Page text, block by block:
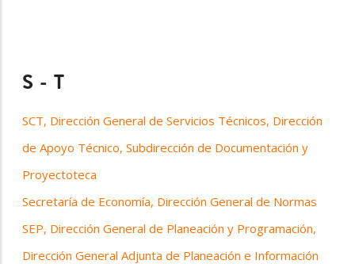
S - T
SCT, Dirección General de Servicios Técnicos, Dirección
de Apoyo Técnico, Subdirección de Documentación y
Proyectoteca
Secretaría de Economía, Dirección General de Normas
SEP, Dirección General de Planeación y Programación,
Dirección General Adjunta de Planeación e Información